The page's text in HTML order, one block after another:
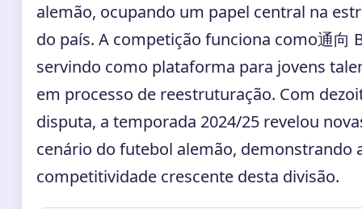
alemão, ocupando um papel central na
do país. A competição funciona como通向
servindo como plataforma para jovens
em processo de reestruturação. Com
disputa, a temporada 2024/25 revelou
cenário do futebol alemão, demonstrando
competitividade crescente desta divisão.